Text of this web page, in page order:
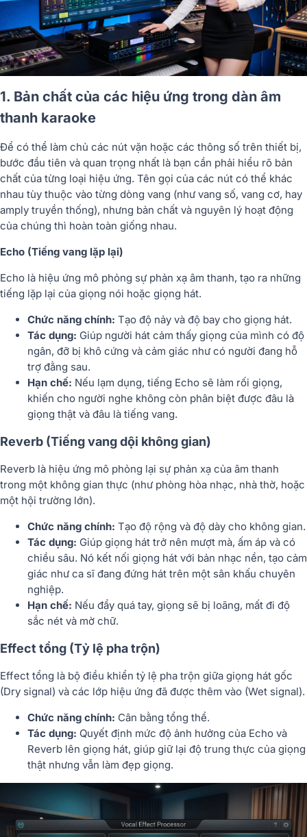
1. Bản chất của các hiệu ứng trong dàn âm
thanh karaoke
Để có thể làm chủ các nút vặn hoặc các thông số trên thiết bị,
bước đầu tiên và quan trọng nhất là bạn cần phải hiểu rõ bản
chất của từng loại hiệu ứng. Tên gọi của các nút có thể khác
nhau tùy thuộc vào từng dòng vang (như vang số, vang cơ, hay
amply truyền thống), nhưng bản chất và nguyên lý hoạt động
của chúng thì hoàn toàn giống nhau.
Echo (Tiếng vang lặp lại)
Echo là hiệu ứng mô phỏng sự phản xạ âm thanh, tạo ra những
tiếng lặp lại của giọng nói hoặc giọng hát.
Chức năng chính: Tạo độ nảy và độ bay cho giọng hát.
Tác dụng: Giúp người hát cảm thấy giọng của mình có độ
ngân, đỡ bị khô cứng và cảm giác như có người đang hỗ
trợ đằng sau.
Hạn chế: Nếu lạm dụng, tiếng Echo sẽ làm rối giọng,
khiến cho người nghe không còn phân biệt được đâu là
giọng thật và đâu là tiếng vang.
Reverb (Tiếng vang dội không gian)
Reverb là hiệu ứng mô phỏng lại sự phản xạ của âm thanh
trong một không gian thực (như phòng hòa nhạc, nhà thờ, hoặc
một hội trường lớn).
Chức năng chính: Tạo độ rộng và độ dày cho không gian.
Tác dụng: Giúp giọng hát trở nên mượt mà, ấm áp và có
chiều sâu. Nó kết nối giọng hát với bản nhạc nền, tạo cảm
giác như ca sĩ đang đứng hát trên một sân khấu chuyên
nghiệp.
Hạn chế: Nếu đẩy quá tay, giọng sẽ bị loãng, mất đi độ
sắc nét và mờ chữ.
Effect tổng (Tỷ lệ pha trộn)
Effect tổng là bộ điều khiển tỷ lệ pha trộn giữa giọng hát gốc
(Dry signal) và các lớp hiệu ứng đã được thêm vào (Wet signal).
Chức năng chính: Cân bằng tổng thể.
Tác dụng: Quyết định mức độ ảnh hưởng của Echo và
Reverb lên giọng hát, giúp giữ lại độ trung thực của giọng
thật nhưng vẫn làm đẹp giọng.